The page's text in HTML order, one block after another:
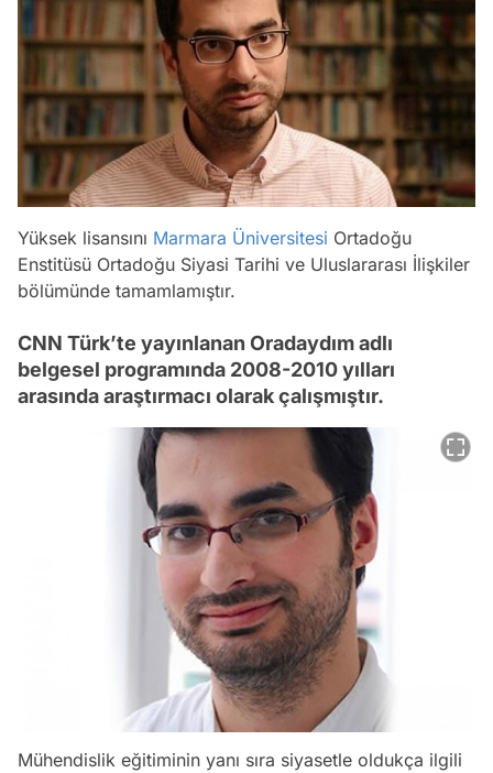
Yüksek lisansını Marmara Üniversitesi Ortadoğu
Enstitüsü Ortadoğu Siyasi Tarihi ve Uluslararası İlişkiler
bölümünde tamamlamıştır.
CNN Türk’te yayınlanan Oradaydım adlı
belgesel programında 2008-2010 yılları
arasında araştırmacı olarak çalışmıştır.
Mühendislik eğitiminin yanı sıra siyasetle oldukça ilgili